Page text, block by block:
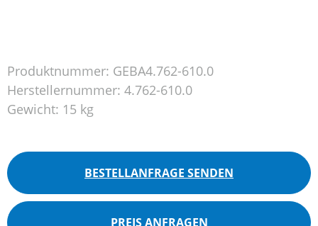
Produktnummer: GEBA4.762-610.0
Herstellernummer: 4.762-610.0
Gewicht: 15 kg
BESTELLANFRAGE SENDEN
PREIS ANFRAGEN